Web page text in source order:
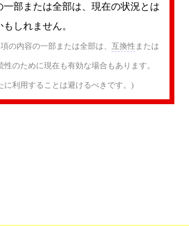
一部または全部は、現在の状況とは
しれません。
の内容の一部または全部は、 互換性 または
性のために現在も有効な場合もあります。
に利用することは避けるべきです。)